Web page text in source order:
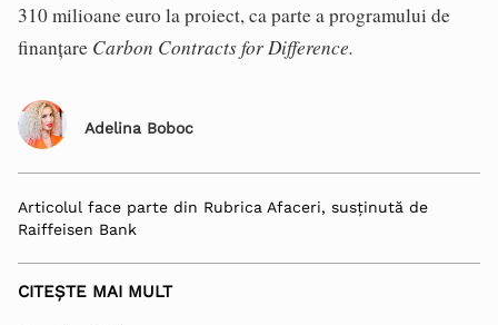
310 milioane euro la proiect, ca parte a programului de
finanțare Carbon Contracts for Difference.
Adelina Boboc
Articolul face parte din Rubrica Afaceri, susținută de
Raiffeisen Bank
CITEȘTE MAI MULT